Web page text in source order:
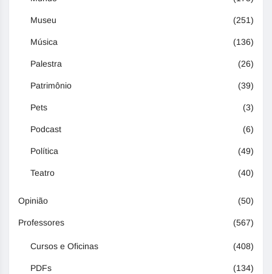
Museu (251)
Música (136)
Palestra (26)
Patrimônio (39)
Pets (3)
Podcast (6)
Política (49)
Teatro (40)
Opinião (50)
Professores (567)
Cursos e Oficinas (408)
PDFs (134)